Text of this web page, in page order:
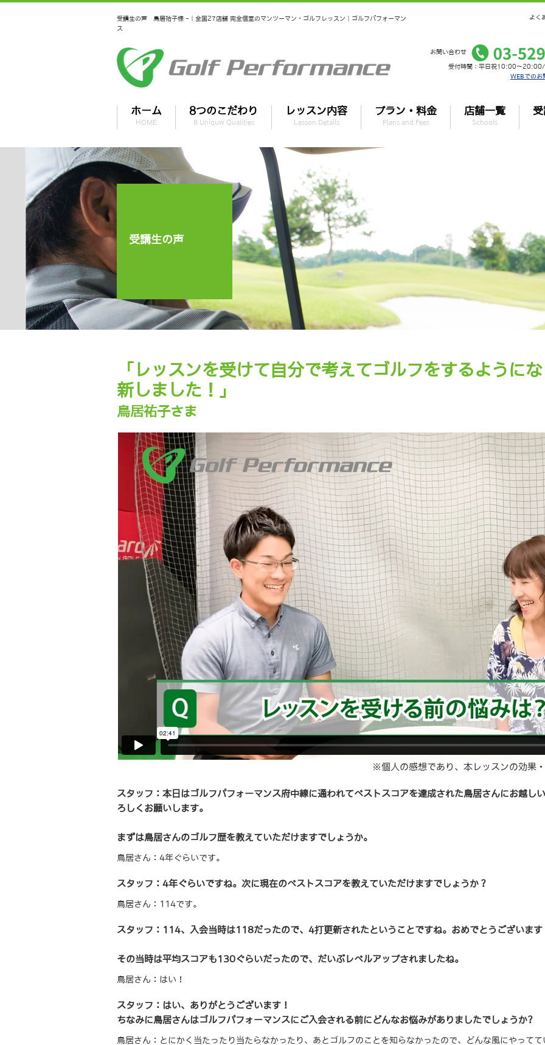
受講生の声 鳥居祐子様 -｜全国27店舗 完全個室のマンツーマン・ゴルフレッスン｜ゴルフパフォーマン
ス
よく
お問い合わせ
受付時間：平日祝10:00～
WEBでのお
ホーム
HOME
8つのこだわり
8 Uniquw Qualities
レッスン内容
Lesson Details
プラン・料金
Plans and Fees
店舗一覧
Schools
受講生の声
「レッスンを受けて自分で考えてゴルフをするように
新しました！」
鳥居祐子さま
※個人の感想であり、本レッスンの効果
スタッフ：本日はゴルフパフォーマンス府中線に通われてベストスコアを達成された鳥居さんにお越し
ろしくお願いします。
まずは鳥居さんのゴルフ歴を教えていただけますでしょうか。
鳥居さん：4年ぐらいです。
スタッフ：4年ぐらいですね。次に現在のベストスコアを教えていただけますでしょうか？
鳥居さん：114です。
スタッフ：114、入会当時は118だったので、4打更新されたということですね。おめでとうございます
その当時は平均スコアも130ぐらいだったので、だいぶレベルアップされましたね。
鳥居さん：はい！
スタッフ：はい、ありがとうございます！
ちなみに鳥居さんはゴルフパフォーマンスにご入会される前にどんなお悩みがありましたでしょうか?
鳥居さん：とにかく当たったり当たらなかったり、あとゴルフのことを知らなかったので、どんな風にやって